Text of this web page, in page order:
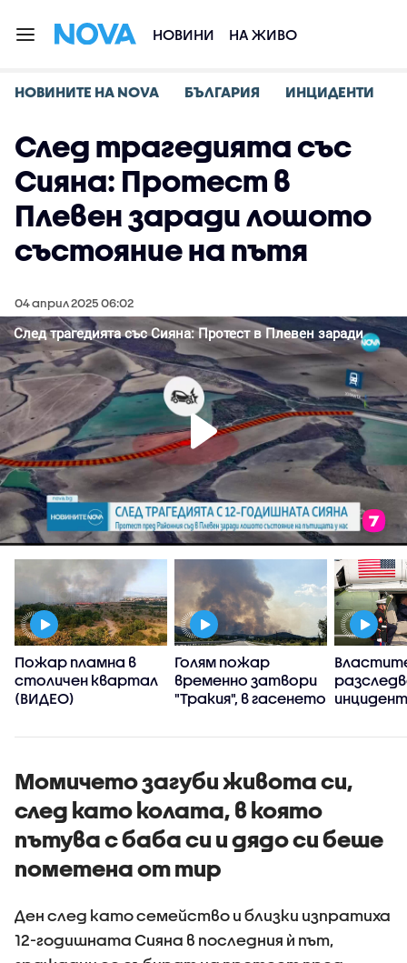
НОВИНИ НА ЖИВО
НОВИНИТЕ НА NOVA БЪЛГАРИЯ ИНЦИДЕНТИ
След трагедията със
Сияна: Протест в
Плевен заради лошото
състояние на пътя
04 април 2025 06:02
Пожар пламна в
столичен квартал
(ВИДЕО)
Голям пожар
временно затвори
"Тракия", в гасенето
хеликоптера
Тръмп и
Момичето загуби живота си,
след като колата, в която
пътува с баба си и дядо си беше
пометена от тир
Ден след като семейство и близки изпратиха
12-годишната Сияна в последния ѝ път,